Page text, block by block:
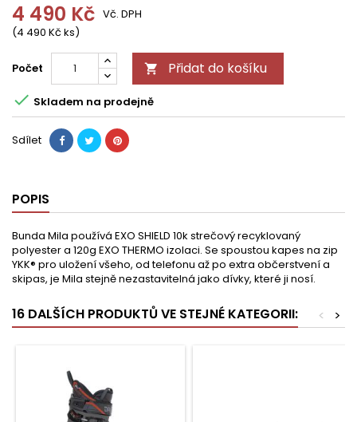
4 490 Kč
(4 490 Kč ks)
Vč. DPH
Počet  Přidat do košíku
 Skladem na prodejně
Sdílet
POPIS
Bunda Mila používá EXO SHIELD 10k strečový recyklovaný
polyester a 120g EXO THERMO izolaci. Se spoustou kapes na zip
YKK® pro uložení všeho, od telefonu až po extra občerstvení a
skipas, je Mila stejně nezastavitelná jako dívky, které ji nosí.
16 DALŠÍCH PRODUKTŮ VE STEJNÉ KATEGORII: >
<